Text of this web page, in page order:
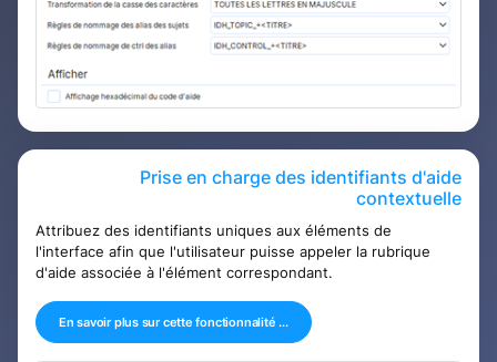
Prise en charge des identifiants d'aide
contextuelle
Attribuez des identifiants uniques aux éléments de
l'interface afin que l'utilisateur puisse appeler la rubrique
d'aide associée à l'élément correspondant.
En savoir plus sur cette fonctionnalité ...